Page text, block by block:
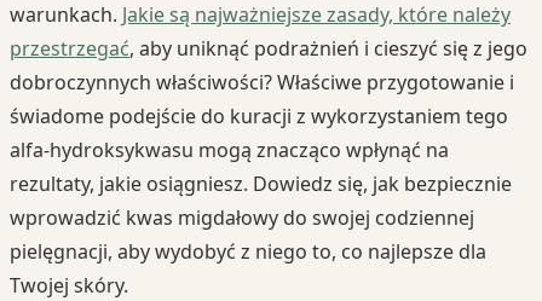
warunkach. Jakie są najważniejsze zasady, które należy
przestrzegać, aby uniknąć podrażnień i cieszyć się z jego
dobroczynnych właściwości? Właściwe przygotowanie i
świadome podejście do kuracji z wykorzystaniem tego
alfa-hydroksykwasu mogą znacząco wpłynąć na
rezultaty, jakie osiągniesz. Dowiedz się, jak bezpiecznie
wprowadzić kwas migdałowy do swojej codziennej
pielęgnacji, aby wydobyć z niego to, co najlepsze dla
Twojej skóry.